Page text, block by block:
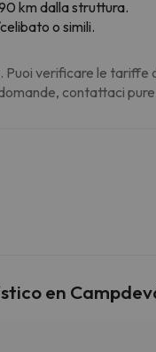
km dalla struttura.
o simili.
verificare le
contattaci
en